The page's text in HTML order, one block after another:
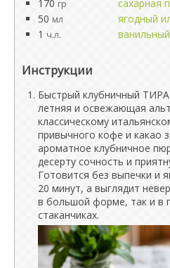
170 гр
сахарная
50 мл
ягодный
1 ч.л.
Инструкции
Быстрый клубничный
летняя и освежающая
классическому
привычного кофе и какао
ароматное клубничное
десерту сочность и
Готовится без выпечки и
20 минут, а выглядит
в большой форме, так и в
стаканчиках.